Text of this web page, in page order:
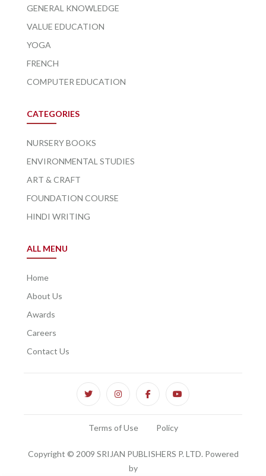
GENERAL KNOWLEDGE
VALUE EDUCATION
YOGA
FRENCH
COMPUTER EDUCATION
CATEGORIES
NURSERY BOOKS
ENVIRONMENTAL STUDIES
ART & CRAFT
FOUNDATION COURSE
HINDI WRITING
ALL MENU
Home
About Us
Awards
Careers
Contact Us
Terms of Use Policy
Copyright © 2009 SRIJAN PUBLISHERS P. LTD. Powered
by